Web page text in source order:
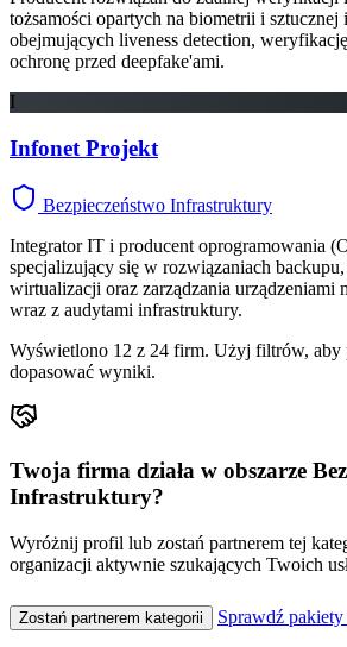
tożsamości opartych na biometrii i sztucznej
obejmujących liveness detection,
ochronę przed deepfake'ami.
I
Infonet Projekt
Bezpieczeństwo Infrastruktury
Integrator IT i producent oprogramowania
specjalizujący się w rozwiązaniach
wirtualizacji oraz zarządzania
wraz z audytami infrastruktury.
Wyświetlono 12 z 24 firm. Użyj filtrów, aby
dopasować wyniki.
Twoja firma działa w obszarze
Infrastruktury?
Wyróżnij profil lub zostań partnerem tej
organizacji aktywnie szukających Twoich
Zostań partnerem kategorii Sprawdź